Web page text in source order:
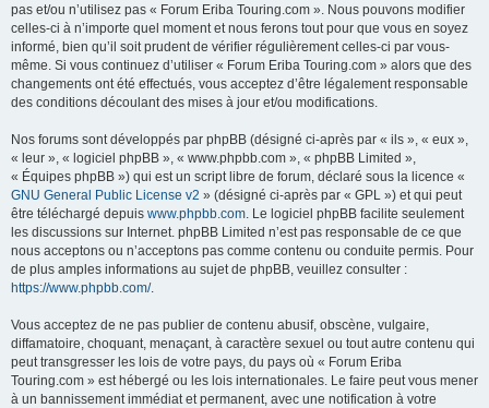
pas et/ou n’utilisez pas « Forum Eriba Touring.com ». Nous pouvons modifier
celles-ci à n’importe quel moment et nous ferons tout pour que vous en soyez
informé, bien qu’il soit prudent de vérifier régulièrement celles-ci par vous-
même. Si vous continuez d’utiliser « Forum Eriba Touring.com » alors que des
changements ont été effectués, vous acceptez d’être légalement responsable
des conditions découlant des mises à jour et/ou modifications.
Nos forums sont développés par phpBB (désigné ci-après par « ils », « eux »,
« leur », « logiciel phpBB », « www.phpbb.com », « phpBB Limited »,
« Équipes phpBB ») qui est un script libre de forum, déclaré sous la licence «
GNU General Public License v2 » (désigné ci-après par « GPL ») et qui peut
être téléchargé depuis www.phpbb.com. Le logiciel phpBB facilite seulement
les discussions sur Internet. phpBB Limited n’est pas responsable de ce que
nous acceptons ou n’acceptons pas comme contenu ou conduite permis. Pour
de plus amples informations au sujet de phpBB, veuillez consulter :
https://www.phpbb.com/.
Vous acceptez de ne pas publier de contenu abusif, obscène, vulgaire,
diffamatoire, choquant, menaçant, à caractère sexuel ou tout autre contenu qui
peut transgresser les lois de votre pays, du pays où « Forum Eriba
Touring.com » est hébergé ou les lois internationales. Le faire peut vous mener
à un bannissement immédiat et permanent, avec une notification à votre